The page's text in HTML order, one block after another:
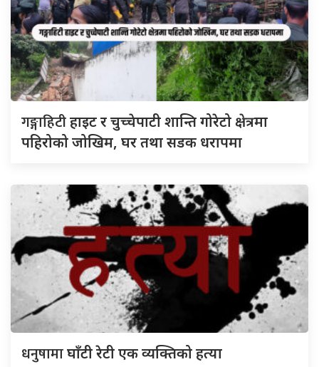
गङ्गाहिटीहाइट र चुच्चेपाटी शान्ति गोरेटो क्षेत्रमा
पहिरोको जोखिम, घर तथा सडक धरापमा
धनुषामाघाँटी रेटी एक व्यक्तिको हत्या